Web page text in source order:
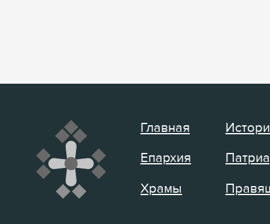
Главная
Епархия
Храмы